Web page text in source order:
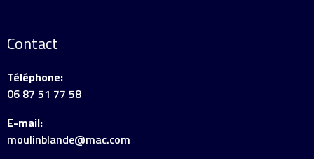
Contact
Téléphone:
06 87 51 77 58
E-mail:
moulinblande@mac.com